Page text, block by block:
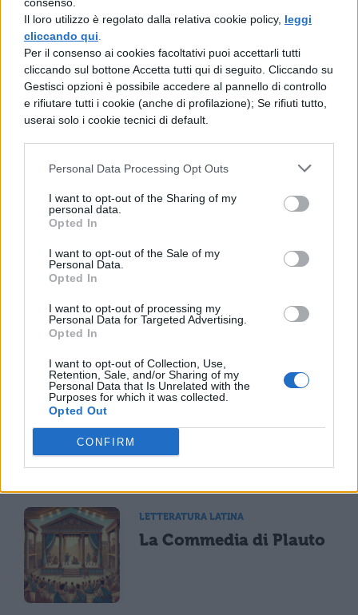
Il loro utilizzo è regolato dalla relativa cookie policy, leggi
cliccando qui
Per il consenso ai cookies facoltativi puoi accettarli tutti
cliccando sul bottone Accetta tutti qui di seguito. Cliccando su
Gestisci opzioni è possibile accedere al pannello di controllo
e rifiutare tutti i cookie (anche di profilazione); Se rifiuti tutto,
userai solo i cookie tecnici di default.
Personal Data Processing Opt Outs
I want to opt-out of the Sharing of my
personal data.
Opted In
I want to opt-out of the Sale of my
Personal Data.
Opted In
I want to opt-out of processing my
Personal Data for Targeted Advertising.
Opted In
I want to opt-out of Collection, Use,
Retention, Sale, and/or Sharing of my
Personal Data that Is Unrelated with the
Purposes for which it was collected.
Opted Out
CONFIRM
Pompeo e sconfisse il rivale in battaglia
presso Farsalo. Navigò verso Alessandria e,
con un viaggio più rapido, si diresse
attraverso l'Egitto in Spagna, dove c'erano i
suoi nemici. Poi tornò in patria, adornò
stato con somma saggezza. Più generoso
che prudente, aveva concesso la grazia a
molti nemici e per la troppa indulgenza
aveva alimentato l'audacia dei congiurati.
Alle Idi di marzo Cesare si recò in Senato,
dove Bruto e Cassio, con pochi compagni,
uccisero il rettore di Roma.
TI POTREBBE INTERESSARE
LETTERATURA LATINA
La Commedia di Plauto